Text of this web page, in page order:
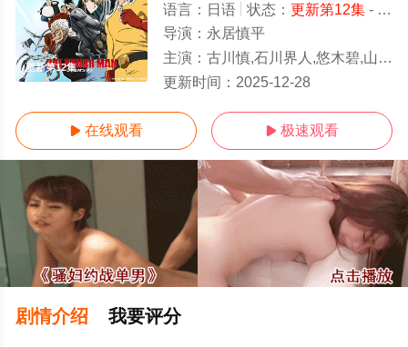
更新第12集
语言： 日语 状态： 更新第12集- 免费在线观看
导演： 永居慎平
主演： 古川慎,石川界人,悠木碧,山路和弘,津田健次郎,高山南,安元洋贵,樱井孝宏,浪
更新时间： 2025-12-28
 在线观看  极速观看
剧情介绍 我要评分